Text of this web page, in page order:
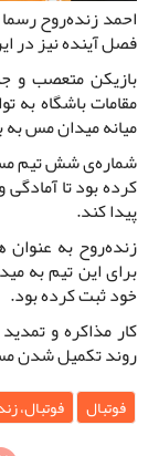
احمد زنده‌روح
فصل آینده نیز در
بازیکن متعصب و
مقامات باشگاه به
میانه میدان مس به
شماره‌ی شش تیم مس
کرده بود تا
پیدا کند.
خود ثبت کرده بود.
کار مذاکره و
روند تکمیل شدن
فوتبال فوتبال،